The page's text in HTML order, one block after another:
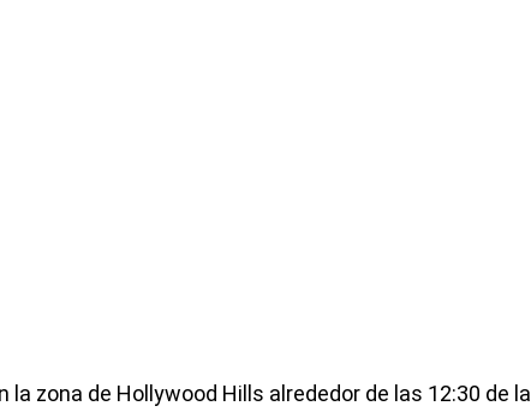
la zona de Hollywood Hills alrededor de las 12:30 de la